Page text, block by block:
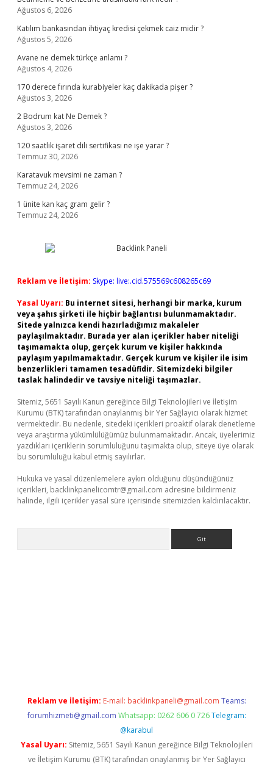
Ağustos 6, 2026
Katılım bankasından ihtiyaç kredisi çekmek caiz midir ?
Ağustos 5, 2026
Avane ne demek türkçe anlamı ?
Ağustos 4, 2026
170 derece fırında kurabiyeler kaç dakikada pişer ?
Ağustos 3, 2026
2 Bodrum kat Ne Demek ?
Ağustos 3, 2026
120 saatlik işaret dili sertifikası ne işe yarar ?
Temmuz 30, 2026
Karatavuk mevsimi ne zaman ?
Temmuz 24, 2026
1 ünite kan kaç gram gelir ?
Temmuz 24, 2026
Reklam ve İletişim: Skype: live:.cid.575569c608265c69
Yasal Uyarı: Bu internet sitesi, herhangi bir marka, kurum
veya şahıs şirketi ile hiçbir bağlantısı bulunmamaktadır.
Sitede yalnızca kendi hazırladığımız makaleler
paylaşılmaktadır. Burada yer alan içerikler haber niteliği
taşımamakta olup, gerçek kurum ve kişiler hakkında
paylaşım yapılmamaktadır. Gerçek kurum ve kişiler ile isim
benzerlikleri tamamen tesadüfidir. Sitemizdeki bilgiler
taslak halindedir ve tavsiye niteliği taşımazlar.
Sitemiz, 5651 Sayılı Kanun gereğince Bilgi Teknolojileri ve İletişim
Kurumu (BTK) tarafından onaylanmış bir Yer Sağlayıcı olarak hizmet
vermektedir. Bu nedenle, sitedeki içerikleri proaktif olarak denetleme
veya araştırma yükümlülüğümüz bulunmamaktadır. Ancak, üyelerimiz
yazdıkları içeriklerin sorumluluğunu taşımakta olup, siteye üye olarak
bu sorumluluğu kabul etmiş sayılırlar.
Hukuka ve yasal düzenlemelere aykırı olduğunu düşündüğünüz
içerikleri, backlinkpanelicomtr@gmail.com adresine bildirmeniz
halinde, ilgili içerikler yasal süre içerisinde sitemizden kaldırılacaktır.
Reklam ve İletişim: E-mail: backlinkpaneli@gmail.com Teams:
forumhizmeti@gmail.com Whatsapp: 0262 606 0 726 Telegram:
@karabul
Yasal Uyarı: Sitemiz, 5651 Sayılı Kanun gereğince Bilgi Teknolojileri
ve İletişim Kurumu (BTK) tarafından onaylanmış bir Yer Sağlayıcı